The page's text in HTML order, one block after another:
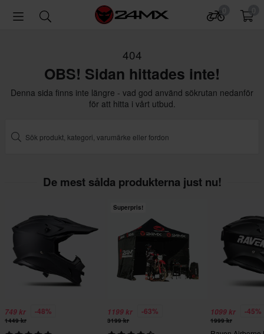
404
OBS! Sidan hittades inte!
Denna sida finns inte längre - vad god använd sökrutan nedanför
för att hitta i vårt utbud.
De mest sålda produkterna just nu!
749 kr -48%
1449 kr
Superpris!
1199 kr -63%
3199 kr
1099 kr -45%
1999 kr